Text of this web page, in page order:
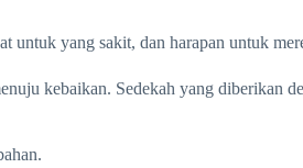
yang sakit, dan harapan untuk
kebaikan. Sedekah yang diberikan